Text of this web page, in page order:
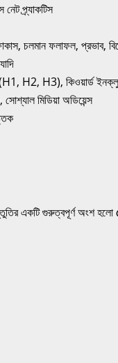
প্র্যাকটিস
চলমান ফলাফল, প্রভাব,
(H1, H2, H3), কিওয়ার্ড
মিডিয়া অডিয়েন্স
একটি গুরুত্বপূর্ণ অংশ হলো